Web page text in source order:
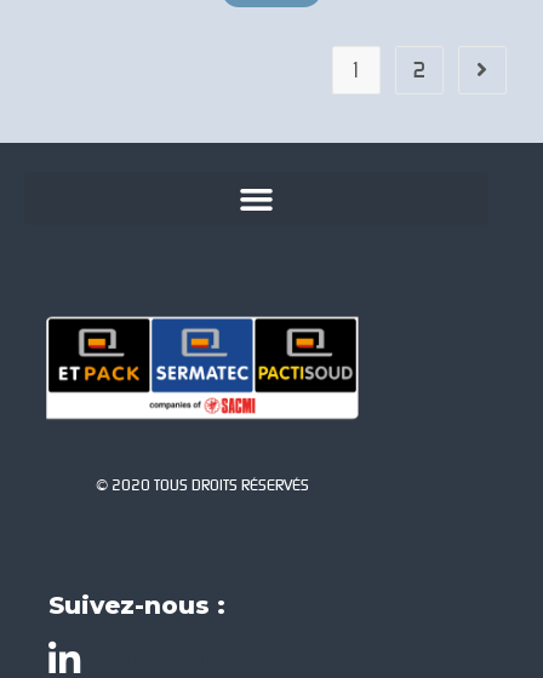
1 2
© 2020 TOUS DROITS RÉSERVÉS
Suivez-nous :